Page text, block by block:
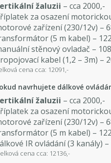
žaluzii – cca 2000,-
za osazení
zařízení (230/12v) –
(5 m kabel) –
stěnový ovladač –
kabel (1,2 – 3m) –
cena cca: 12091,-
navrhujete dálkové
žaluzii – cca 2000,-
za osazení
zařízení (230/12v) –
(5 m kabel) –
IR ovládání (3 kanály) –
cena cca: 12136,-